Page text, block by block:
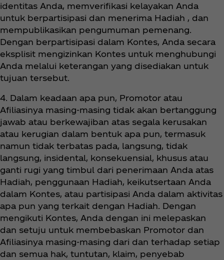
identitas Anda, memverifikasi kelayakan Anda
untuk berpartisipasi dan menerima Hadiah , dan
mempublikasikan pengumuman pemenang.
Dengan berpartisipasi dalam Kontes, Anda secara
eksplisit mengizinkan Kontes untuk menghubungi
Anda melalui keterangan yang disediakan untuk
tujuan tersebut.
4. Dalam keadaan apa pun, Promotor atau
Afiliasinya masing-masing tidak akan bertanggung
jawab atau berkewajiban atas segala kerusakan
atau kerugian dalam bentuk apa pun, termasuk
namun tidak terbatas pada, langsung, tidak
langsung, insidental, konsekuensial, khusus atau
ganti rugi yang timbul dari penerimaan Anda atas
Hadiah, penggunaan Hadiah, keikutsertaan Anda
dalam Kontes, atau partisipasi Anda dalam aktivitas
apa pun yang terkait dengan Hadiah. Dengan
mengikuti Kontes, Anda dengan ini melepaskan
dan setuju untuk membebaskan Promotor dan
Afiliasinya masing-masing dari dan terhadap setiap
dan semua hak, tuntutan, klaim, penyebab